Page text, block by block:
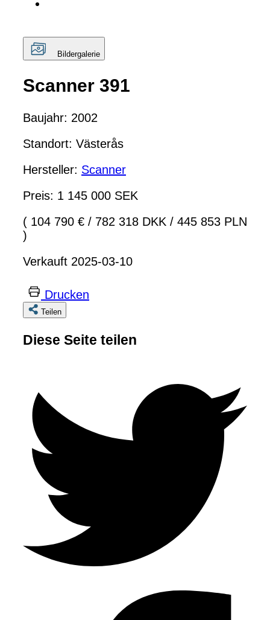
Bildergalerie
Scanner 391
Baujahr: 2002
Standort: Västerås
Hersteller: Scanner
Preis: 1 145 000 SEK
( 104 790 € / 782 318 DKK / 445 853 PLN
)
Verkauft 2025-03-10
Drucken
Teilen
Diese Seite teilen